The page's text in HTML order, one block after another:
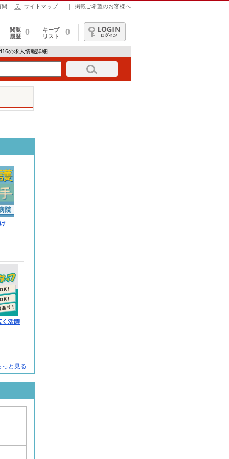
問 サイトマップ 掲載ご希望のお客様へ
閲覧
履歴
0
キープ
リスト
0
ログイン
の求人情報詳細
活躍
と見る